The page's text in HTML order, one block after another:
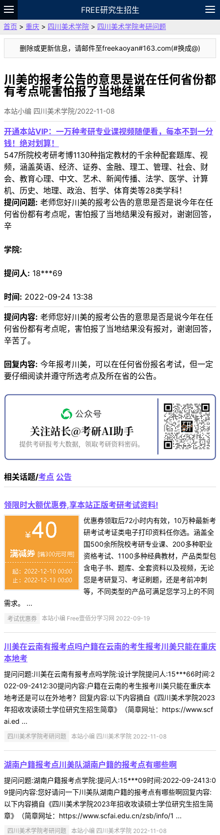
FREE研究生招生
题库
故事 专题 APP 笔记
论坛
VIP
资料
首页 > 重庆 > 四川美术学院 > 四川美术学院考研问题
删除或更新信息，请邮件至freekaoyan#163.com(#换成@)
川美的报考公告的意思是说在任何省份都
有考点呢害怕报了当地结果
本站小编 四川美术学院/2022-11-08
开通本站VIP：一万种考研专业课视频随便看，每本不到一分
钱！绝对划算！
547所院校考研考博1130种指定教材的千余种配套题库、视
频，涵盖英语、经济、证券、金融、理工、管理、社会、财
会、教育心理、中文、艺术、新闻传播、法学、医学、计算
机、历史、地理、政治、哲学、体育类等28类学科！
提问问题: 老师您好川美的报考公告的意思是否是说今年在任
何省份都有考点呢，害怕报了当地结果没有报对，谢谢回答，
辛
学院:
提问人: 18***69
时间: 2022-09-24 13:38
提问内容: 老师您好川美的报考公告的意思是否是说今年在任
何省份都有考点呢，害怕报了当地结果没有报对，谢谢回答，
辛苦了。
回复内容: 今年报考川美，可以在任何省份报名考试，但一定
要仔细阅读并遵守所选考点及所在省的公告。
相关话题/考点 公告
领限时大额优惠券,享本站正版考研考试资料!
优惠券领取后72小时内有效，10万种最新考
研考试考证类电子打印资料任你选。涵盖全
国500余所院校考研专业课、200多种职业
资格考试、1100多种经典教材，产品类型包
含电子书、题库、全套资料以及视频，无论
您是考研复习、考证刷题，还是考前冲刺
等，不同类型的产品可满足您学习上的不同
需求。 ...
考试优惠券 本站小编 Free壹佰分学习网 2022-09-19
川美在云南有报考点吗户籍在云南的考生报考川美只能在重庆
本地考
提问问题:川美在云南有报考点吗学院:设计学院提问人:15***66时间:2
022-09-2412:30提问内容:户籍在云南的考生报考川美只能在重庆本
地考还是可以在外地考？回复内容:以下内容摘自《四川美术学院2023
年招收攻读硕士学位研究生招生简章》（简章网址：https://www.scf
ai.ed ...
四川美术学院考研问题 本站小编 四川美术学院 2022-11-08
湖南户籍报考点川美队湖南户籍的报考点有哪些啊
提问问题:湖南户籍报考点学院:提问人:15***09时间:2022-09-2413:0
9提问内容:您好请问一下川美队湖南户籍的报考点有哪些啊回复内容:
以下内容摘自《四川美术学院2023年招收攻读硕士学位研究生招生简
章》（简章网址：https://www.scfai.edu.cn/zsb/info/1 ...
四川美术学院考研问题 本站小编 四川美术学院 2022-11-08